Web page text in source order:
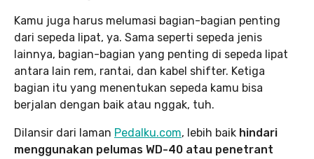
Kamu juga harus melumasi bagian-bagian penting
dari sepeda lipat, ya. Sama seperti sepeda jenis
lainnya, bagian-bagian yang penting di sepeda lipat
antara lain rem, rantai, dan kabel shifter. Ketiga
bagian itu yang menentukan sepeda kamu bisa
berjalan dengan baik atau nggak, tuh.
Dilansir dari laman Pedalku.com, lebih baik hindari
menggunakan pelumas WD-40 atau penetrant